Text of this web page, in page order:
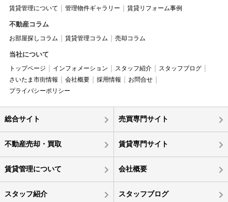
賃貸管理について 管理物件ギャラリー 賃貸リフォーム事例
不動産コラム
お部屋探しコラム 賃貸管理コラム 売却コラム
当社について
トップページ インフォメーション スタッフ紹介
スタッフブログ
さいたま市街情報
会社概要 採用情報
お問合せ
プライバシーポリシー
総合サイト 売買専門サイト
不動産売却・買取 賃貸専門サイト
賃貸管理について 会社概要
スタッフ紹介 スタッフブログ